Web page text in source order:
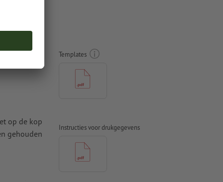
op de kop
gehouden
Templates
Instructies voor drukgegevens